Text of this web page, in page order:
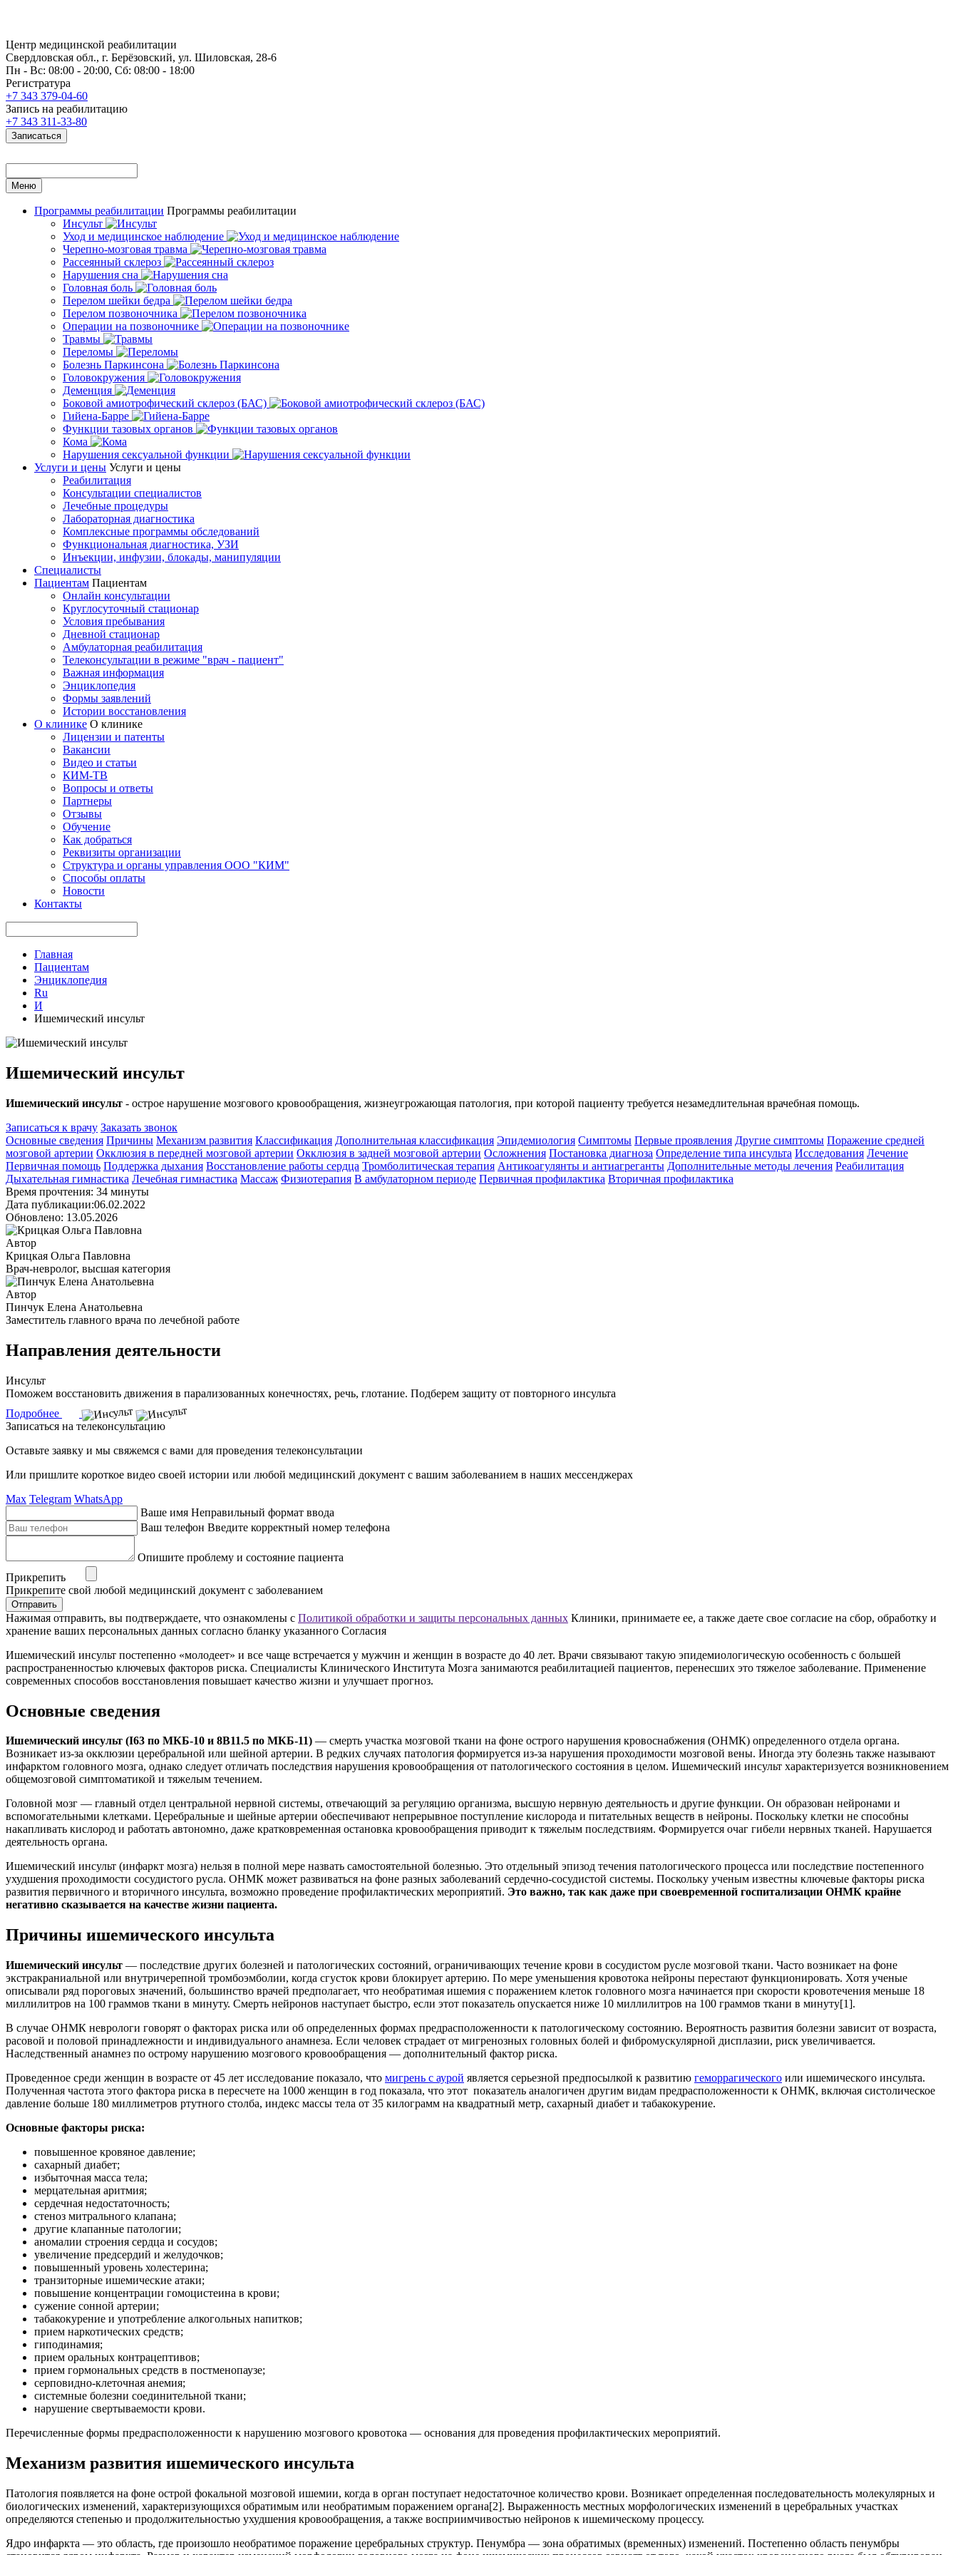
Центр медицинской реабилитации
Свердловская обл., г. Берёзовский, ул. Шиловская, 28-6
Пн - Вс: 08:00 - 20:00, Сб: 08:00 - 18:00
Регистратура
+7 343 379-04-60
Запись на реабилитацию
+7 343 311-33-80
Записаться
Меню
Программы реабилитации Программы реабилитации
Инсульт
Уход и медицинское наблюдение
Черепно-мозговая травма
Рассеянный склероз
Нарушения сна
Головная боль
Перелом шейки бедра
Перелом позвоночника
Операции на позвоночнике
Травмы
Переломы
Болезнь Паркинсона
Головокружения
Деменция
Боковой амиотрофический склероз (БАС)
Гийена-Барре
Функции тазовых органов
Кома
Нарушения сексуальной функции
Услуги и цены Услуги и цены
Реабилитация
Консультации специалистов
Лечебные процедуры
Лабораторная диагностика
Комплексные программы обследований
Функциональная диагностика, УЗИ
Инъекции, инфузии, блокады, манипуляции
Специалисты
Пациентам Пациентам
Онлайн консультации
Круглосуточный стационар
Условия пребывания
Дневной стационар
Амбулаторная реабилитация
Телеконсультации в режиме "врач - пациент"
Важная информация
Энциклопедия
Формы заявлений
Истории восстановления
О клинике О клинике
Лицензии и патенты
Вакансии
Видео и статьи
КИМ-ТВ
Вопросы и ответы
Партнеры
Отзывы
Обучение
Как добраться
Реквизиты организации
Структура и органы управления ООО "КИМ"
Способы оплаты
Новости
Контакты
Главная
Пациентам
Энциклопедия
Ru
И
Ишемический инсульт
Ишемический инсульт
Ишемический инсульт - острое нарушение мозгового кровообращения, жизнеугрожающая патология, при которой пациенту требуется незамедлительная врачебная помощь.
Записаться к врачу Заказать звонок
Основные сведения Причины Механизм развития Классификация Дополнительная классификация Эпидемиология Симптомы Первые проявления Другие симптомы Поражение средней
мозговой артерии Окклюзия в передней мозговой артерии Окклюзия в задней мозговой артерии Осложнения Постановка диагноза Определение типа инсульта Исследования Лечение
Первичная помощь Поддержка дыхания Восстановление работы сердца Тромболитическая терапия Антикоагулянты и антиагреганты Дополнительные методы лечения Реабилитация
Дыхательная гимнастика Лечебная гимнастика Массаж Физиотерапия В амбулаторном периоде Первичная профилактика Вторичная профилактика
Время прочтения: 34 минуты
Дата публикации:06.02.2022
Обновлено: 13.05.2026
Автор
Крицкая Ольга Павловна
Врач-невролог, высшая категория
Автор
Пинчук Елена Анатольевна
Заместитель главного врача по лечебной работе
Направления деятельности
Инсульт
Поможем восстановить движения в парализованных конечностях, речь, глотание. Подберем защиту от повторного инсульта
Подробнее
Записаться на телеконсультацию
Оставьте заявку и мы свяжемся с вами для проведения телеконсультации
Или пришлите короткое видео своей истории или любой медицинский документ с вашим заболеванием в наших мессенджерах
Max Telegram WhatsApp
Ваше имя Неправильный формат ввода
Ваш телефон Введите корректный номер телефона
Опишите проблему и состояние пациента
Прикрепить
Прикрепите свой любой медицинский документ с заболеванием
Отправить
Нажимая отправить, вы подтверждаете, что ознакомлены с Политикой обработки и защиты персональных данных Клиники, принимаете ее, а также даете свое согласие на сбор, обработку и
хранение ваших персональных данных согласно бланку указанного Согласия
Ишемический инсульт постепенно «молодеет» и все чаще встречается у мужчин и женщин в возрасте до 40 лет. Врачи связывают такую эпидемиологическую особенность с большей
распространенностью ключевых факторов риска. Специалисты Клинического Института Мозга занимаются реабилитацией пациентов, перенесших это тяжелое заболевание. Применение
современных способов восстановления повышает качество жизни и улучшает прогноз.
Основные сведения
Ишемический инсульт (I63 по МКБ-10 и 8B11.5 по МКБ-11) — смерть участка мозговой ткани на фоне острого нарушения кровоснабжения (ОНМК) определенного отдела органа.
Возникает из-за окклюзии церебральной или шейной артерии. В редких случаях патология формируется из-за нарушения проходимости мозговой вены. Иногда эту болезнь также называют
инфарктом головного мозга, однако следует отличать последствия нарушения кровообращения от патологического состояния в целом. Ишемический инсульт характеризуется возникновением
общемозговой симптоматикой и тяжелым течением.
Головной мозг — главный отдел центральной нервной системы, отвечающий за регуляцию организма, высшую нервную деятельность и другие функции. Он образован нейронами и
вспомогательными клетками. Церебральные и шейные артерии обеспечивают непрерывное поступление кислорода и питательных веществ в нейроны. Поскольку клетки не способны
накапливать кислород и работать автономно, даже кратковременная остановка кровообращения приводит к тяжелым последствиям. Формируется очаг гибели нервных тканей. Нарушается
деятельность органа.
Ишемический инсульт (инфаркт мозга) нельзя в полной мере назвать самостоятельной болезнью. Это отдельный эпизод течения патологического процесса или последствие постепенного
ухудшения проходимости сосудистого русла. ОНМК может развиваться на фоне разных заболеваний сердечно-сосудистой системы. Поскольку ученым известны ключевые факторы риска
развития первичного и вторичного инсульта, возможно проведение профилактических мероприятий. Это важно, так как даже при своевременной госпитализации ОНМК крайне
негативно сказывается на качестве жизни пациента.
Причины ишемического инсульта
Ишемический инсульт — последствие других болезней и патологических состояний, ограничивающих течение крови в сосудистом русле мозговой ткани. Часто возникает на фоне
экстракраниальной или внутричерепной тромбоэмболии, когда сгусток крови блокирует артерию. По мере уменьшения кровотока нейроны перестают функционировать. Хотя ученые
описывали ряд пороговых значений, большинство врачей предполагает, что необратимая ишемия с поражением клеток головного мозга начинается при скорости кровотечения меньше 18
миллилитров на 100 граммов ткани в минуту. Смерть нейронов наступает быстро, если этот показатель опускается ниже 10 миллилитров на 100 граммов ткани в минуту[1].
В случае ОНМК неврологи говорят о факторах риска или об определенных формах предрасположенности к патологическому состоянию. Вероятность развития болезни зависит от возраста,
расовой и половой принадлежности и индивидуального анамнеза. Если человек страдает от мигренозных головных болей и фибромускулярной дисплазии, риск увеличивается.
Наследственный анамнез по острому нарушению мозгового кровообращения — дополнительный фактор риска.
Проведенное среди женщин в возрасте от 45 лет исследование показало, что мигрень с аурой является серьезной предпосылкой к развитию геморрагического или ишемического инсульта.
Полученная частота этого фактора риска в пересчете на 1000 женщин в год показала, что этот показатель аналогичен другим видам предрасположенности к ОНМК, включая систолическое
давление больше 180 миллиметров ртутного столба, индекс массы тела от 35 килограмм на квадратный метр, сахарный диабет и табакокурение.
Основные факторы риска:
повышенное кровяное давление;
сахарный диабет;
избыточная масса тела;
мерцательная аритмия;
сердечная недостаточность;
стеноз митрального клапана;
другие клапанные патологии;
аномалии строения сердца и сосудов;
увеличение предсердий и желудочков;
повышенный уровень холестерина;
транзиторные ишемические атаки;
повышение концентрации гомоцистеина в крови;
сужение сонной артерии;
табакокурение и употребление алкогольных напитков;
прием наркотических средств;
гиподинамия;
прием оральных контрацептивов;
прием гормональных средств в постменопаузе;
серповидно-клеточная анемия;
системные болезни соединительной ткани;
нарушение свертываемости крови.
Перечисленные формы предрасположенности к нарушению мозгового кровотока — основания для проведения профилактических мероприятий.
Механизм развития ишемического инсульта
Патология появляется на фоне острой фокальной мозговой ишемии, когда в орган поступает недостаточное количество крови. Возникает определенная последовательность молекулярных и
биологических изменений, характеризующихся обратимым или необратимым поражением органа[2]. Выраженность местных морфологических изменений в церебральных участках
определяются степенью и продолжительностью ухудшения кровообращения, а также восприимчивостью нейронов к ишемическому процессу.
Ядро инфаркта — это область, где произошло необратимое поражение церебральных структур. Пенумбра — зона обратимых (временных) изменений. Постепенно область пенумбры